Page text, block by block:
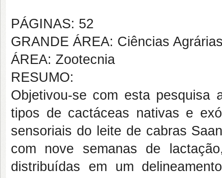
PÁGINAS: 52
GRANDE ÁREA: Ciências
ÁREA: Zootecnia
RESUMO:
Objetivou-se com esta pesquisa
tipos de cactáceas nativas e
sensoriais do leite de cabras
com nove semanas de
distribuídas em um